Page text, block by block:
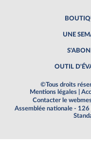
UNE
OUTIL
©Tous droits
Mentions légales
Contacter le
Assemblée nationale -